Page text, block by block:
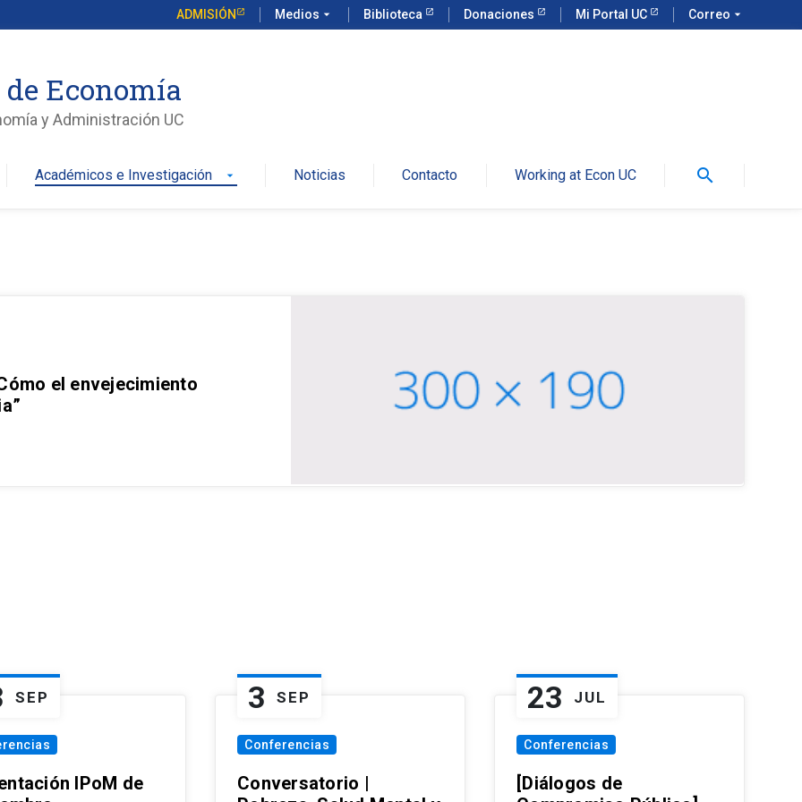
ADMISIÓN Medios arrow_drop_down Biblioteca Donaciones Mi Portal UC Correo arrow_drop_down
Economía
y Administración UC
Académicos e Investigación arrow_drop_down Noticias Contacto Working at Econ UC search
el envejecimiento
SEP
IPoM de
3 SEP
Conferencias
Conversatorio |
23 JUL
Conferencias
[Diálogos de